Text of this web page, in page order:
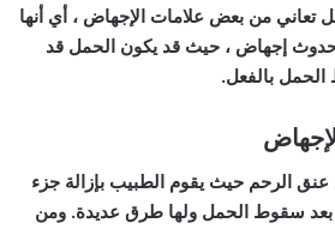
تعاني من بعض علامات الإجهاض ، أي أنها
إجهاض ، حيث قد يكون الحمل قد
بالفعل.
الرحم حيث يقوم الطبيب بإزالة جزء
بعد سقوط الحمل ولها طرق عديدة. ومن